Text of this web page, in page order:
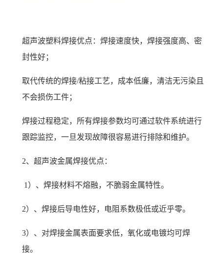
超声波塑料焊接优点：焊接速度快，焊接强度高、密
封性好；
取代传统的焊接/粘接工艺，成本低廉，清洁无污染且
不会损伤工件；
焊接过程稳定，所有焊接参数均可通过软件系统进行
跟踪监控，一旦发现故障很容易进行排除和维护。
2、超声波金属焊接优点：
1）、焊接材料不熔融，不脆弱金属特性。
2）、焊接后导电性好，电阻系数极低或近乎零。
3）、对焊接金属表面要求低，氧化或电镀均可焊
接。